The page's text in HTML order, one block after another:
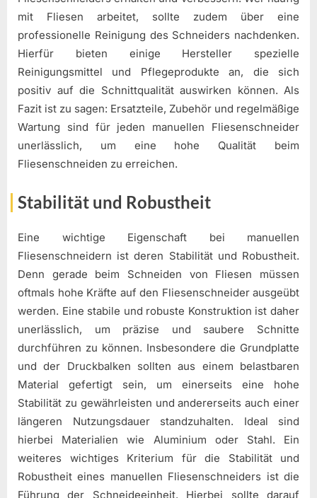
mit Fliesen arbeitet, sollte zudem über eine
professionelle Reinigung des Schneiders nachdenken.
Hierfür bieten einige Hersteller spezielle
Reinigungsmittel und Pflegeprodukte an, die sich
positiv auf die Schnittqualität auswirken können. Als
Fazit ist zu sagen: Ersatzteile, Zubehör und regelmäßige
Wartung sind für jeden manuellen Fliesenschneider
unerlässlich, um eine hohe Qualität beim
Fliesenschneiden zu erreichen.
Stabilität und Robustheit
Eine wichtige Eigenschaft bei manuellen
Fliesenschneidern ist deren Stabilität und Robustheit.
Denn gerade beim Schneiden von Fliesen müssen
oftmals hohe Kräfte auf den Fliesenschneider ausgeübt
werden. Eine stabile und robuste Konstruktion ist daher
unerlässlich, um präzise und saubere Schnitte
durchführen zu können. Insbesondere die Grundplatte
und der Druckbalken sollten aus einem belastbaren
Material gefertigt sein, um einerseits eine hohe
Stabilität zu gewährleisten und andererseits auch einer
längeren Nutzungsdauer standzuhalten. Ideal sind
hierbei Materialien wie Aluminium oder Stahl. Ein
weiteres wichtiges Kriterium für die Stabilität und
Robustheit eines manuellen Fliesenschneiders ist die
Führung der Schneideeinheit. Hierbei sollte darauf